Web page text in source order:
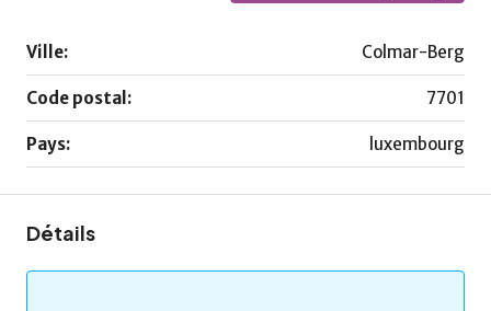
Ville: Colmar-Berg
Code postal: 7701
Pays: luxembourg
Détails